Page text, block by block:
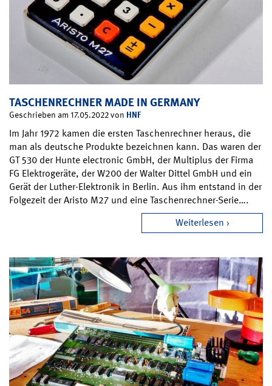
TASCHENRECHNER MADE IN GERMANY
Geschrieben am 17.05.2022 von HNF
Im Jahr 1972 kamen die ersten Taschenrechner heraus, die
man als deutsche Produkte bezeichnen kann. Das waren der
GT 530 der Hunte electronic GmbH, der Multiplus der Firma
FG Elektrogeräte, der W200 der Walter Dittel GmbH und ein
Gerät der Luther-Elektronik in Berlin. Aus ihm entstand in der
Folgezeit der Aristo M27 und eine Taschenrechner-Serie….
Weiterlesen